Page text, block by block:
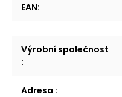
EAN:
Výrobní společnost
:
Adresa :